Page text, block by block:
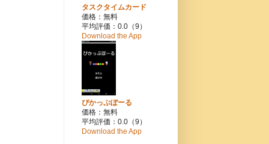
タスクタイムカード
価格：無料
平均評価：0.0（9）
Download the App
ぴかっぷぼーる
価格：無料
平均評価：0.0（9）
Download the App